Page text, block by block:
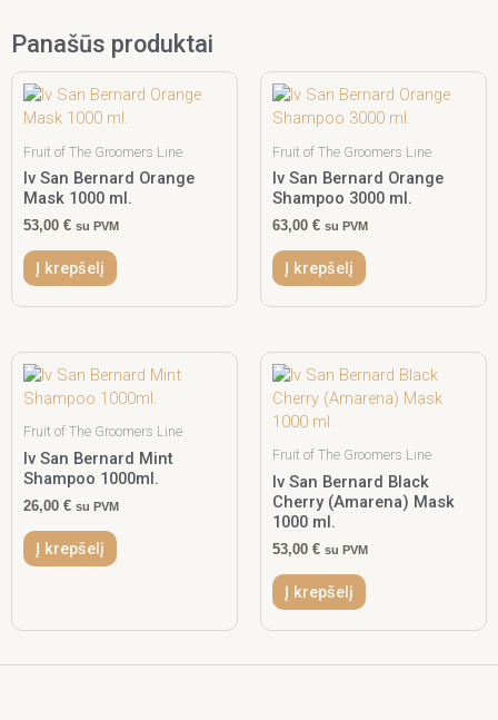
Panašūs produktai
Fruit of The Groomers Line
Iv San Bernard Orange
Mask 1000 ml.
53,00 € su PVM
Į krepšelį
Fruit of The Groomers Line
Iv San Bernard Orange
Shampoo 3000 ml.
63,00 € su PVM
Į krepšelį
Fruit of The Groomers Line
Iv San Bernard Mint
Shampoo 1000ml.
26,00 € su PVM
Į krepšelį
Fruit of The Groomers Line
Iv San Bernard Black
Cherry (Amarena) Mask
1000 ml.
53,00 € su PVM
Į krepšelį